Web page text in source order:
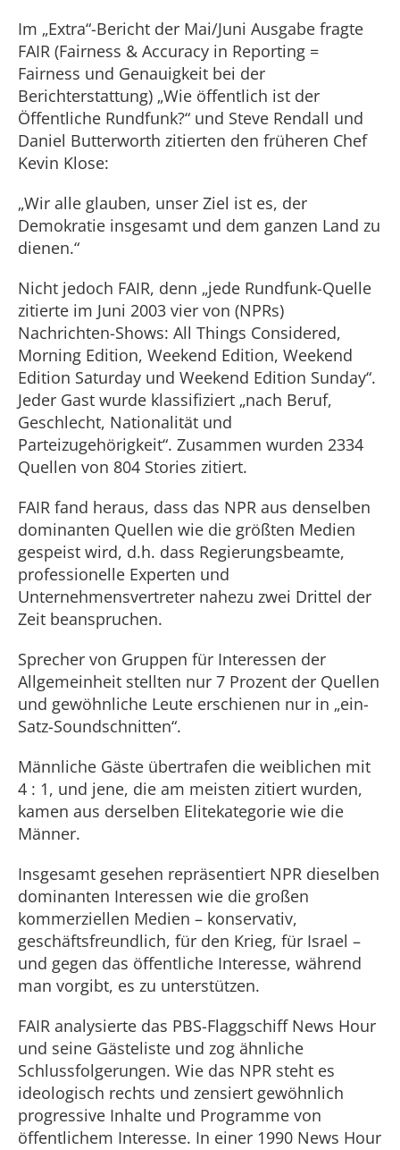
Im „Extra“-Bericht der Mai/Juni Ausgabe fragte
FAIR (Fairness & Accuracy in Reporting =
Fairness und Genauigkeit bei der
Berichterstattung) „Wie öffentlich ist der
Öffentliche Rundfunk?“ und Steve Rendall und
Daniel Butterworth zitierten den früheren Chef
Kevin Klose:
„Wir alle glauben, unser Ziel ist es, der
Demokratie insgesamt und dem ganzen Land zu
dienen.“
Nicht jedoch FAIR, denn „jede Rundfunk-Quelle
zitierte im Juni 2003 vier von (NPRs)
Nachrichten-Shows: All Things Considered,
Morning Edition, Weekend Edition, Weekend
Edition Saturday und Weekend Edition Sunday“.
Jeder Gast wurde klassifiziert „nach Beruf,
Geschlecht, Nationalität und
Parteizugehörigkeit“. Zusammen wurden 2334
Quellen von 804 Stories zitiert.
FAIR fand heraus, dass das NPR aus denselben
dominanten Quellen wie die größten Medien
gespeist wird, d.h. dass Regierungsbeamte,
professionelle Experten und
Unternehmensvertreter nahezu zwei Drittel der
Zeit beanspruchen.
Sprecher von Gruppen für Interessen der
Allgemeinheit stellten nur 7 Prozent der Quellen
und gewöhnliche Leute erschienen nur in „ein-
Satz-Soundschnitten“.
Männliche Gäste übertrafen die weiblichen mit
4 : 1, und jene, die am meisten zitiert wurden,
kamen aus derselben Elitekategorie wie die
Männer.
Insgesamt gesehen repräsentiert NPR dieselben
dominanten Interessen wie die großen
kommerziellen Medien – konservativ,
geschäftsfreundlich, für den Krieg, für Israel –
und gegen das öffentliche Interesse, während
man vorgibt, es zu unterstützen.
FAIR analysierte das PBS-Flaggschiff News Hour
und seine Gästeliste und zog ähnliche
Schlussfolgerungen. Wie das NPR steht es
ideologisch rechts und zensiert gewöhnlich
progressive Inhalte und Programme von
öffentlichem Interesse. In einer 1990 News Hour